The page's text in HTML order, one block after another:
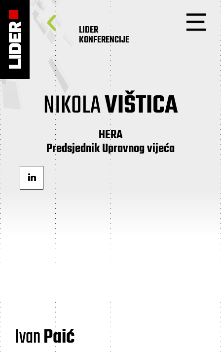
LIDER
KONFERENCIJE
NIKOLAVIŠTICA
HERA
Predsjednik Upravnog vijeća
IvanPaić